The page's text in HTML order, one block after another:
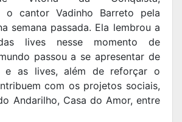
o cantor Vadinho Barreto pela
semana passada. Ela lembrou a
lives nesse momento de
passou a se apresentar de
e as lives, além de reforçar o
com os projetos sociais,
Andarilho, Casa do Amor, entre